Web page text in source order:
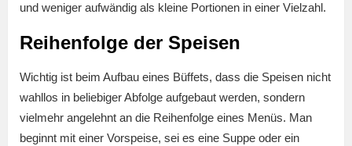
und weniger aufwändig als kleine Portionen in einer Vielzahl.
Reihenfolge der Speisen
Wichtig ist beim Aufbau eines Büffets, dass die Speisen nicht
wahllos in beliebiger Abfolge aufgebaut werden, sondern
vielmehr angelehnt an die Reihenfolge eines Menüs. Man
beginnt mit einer Vorspeise, sei es eine Suppe oder ein